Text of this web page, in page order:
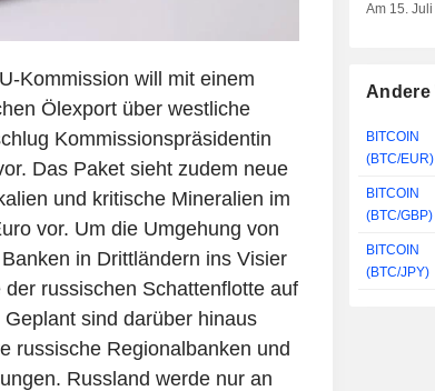
Kommission will mit einem
Ölexport über westliche
Kommissionspräsidentin
Das Paket sieht zudem neue
und kritische Mineralien im
vor. Um die Umgehung von
in Drittländern ins Visier
russischen Schattenflotte auf
sind darüber hinaus
russische Regionalbanken und
Russland werde nur an
Am 15.
Andere
BITCOIN
(BTC/EUR)
BITCOIN
(BTC/GBP)
BITCOIN
(BTC/JPY)